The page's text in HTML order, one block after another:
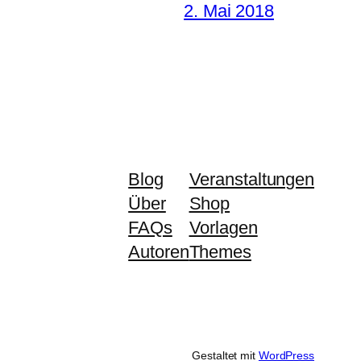
2. Mai 2018
Blog
Über
FAQs
Autoren
Veranstaltungen
Shop
Vorlagen
Themes
Gestaltet mit WordPress